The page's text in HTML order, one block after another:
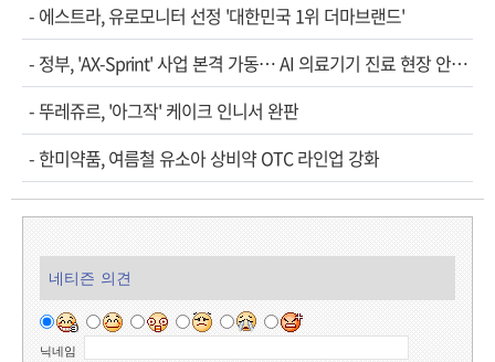
- 에스트라, 유로모니터 선정 '대한민국 1위 더마브랜드'
- 정부, 'AX-Sprint' 사업 본격 가동… AI 의료기기 진료 현장 안착 속도
-뚜레쥬르, '아그작' 케이크 인니서 완판
- 한미약품, 여름철 유소아 상비약 OTC 라인업 강화
네티즌 의견
닉네임